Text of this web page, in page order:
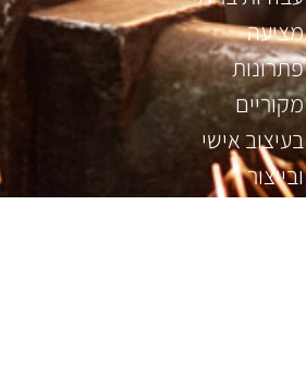
מציעה
פתרונות
מקוריים
בעיצוב אישי
ובייצור